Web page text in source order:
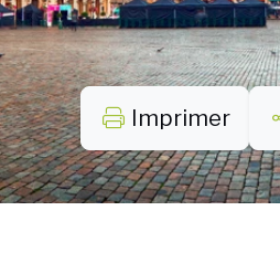
Imprimer